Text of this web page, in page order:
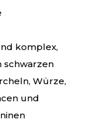
komplex,
schwarzen
Würze,
und